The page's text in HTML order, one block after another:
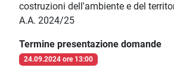
costruzioni dell'ambiente e del
A.A. 2024/25
Termine presentazione domande
24.09.2024 ore 13:00